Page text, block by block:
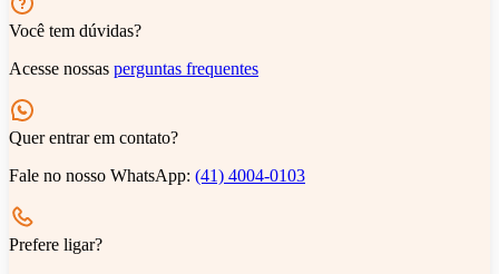
Você tem dúvidas?
Acesse nossas perguntas frequentes
Quer entrar em contato?
Fale no nosso WhatsApp: (41) 4004-0103
Prefere ligar?